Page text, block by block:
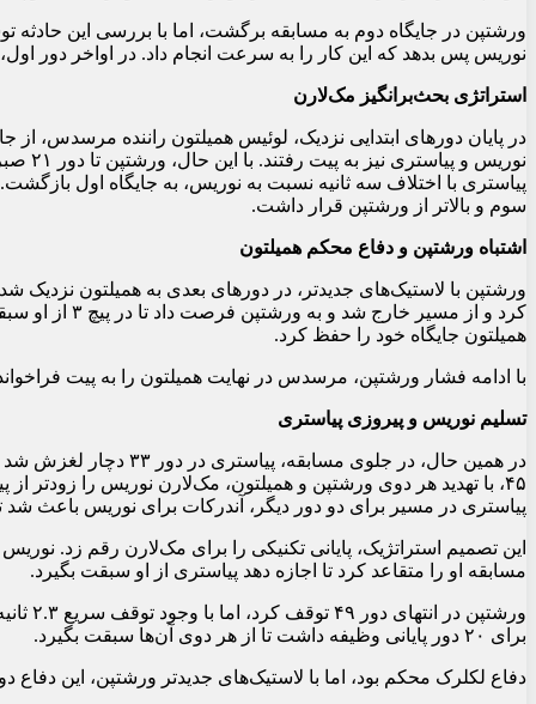
ورشتپن در جایگاه دوم به مسابقه برگشت، اما با بررسی این حادثه
نوریس پس بدهد که این کار را به سرعت انجام داد. در اواخر دور
استراتژی بحث‌برانگیز مک‌لارن
در پایان دورهای ابتدایی نزدیک، لوئیس همیلتون راننده مرسدس،
پیاستری با اختلاف سه ثانیه نسبت به نوریس، به جایگاه اول
سوم و بالاتر از ورشتپن قرار داشت.
اشتباه ورشتپن و دفاع محکم همیلتون
کرد و از
همیلتون جایگاه خود را حفظ کرد.
با ادامه فشار ورشتپن، مرسدس در نهایت همیلتون را به پیت
تسلیم نوریس و پیروزی پیاستری
۴۵، با تهدید هر دوی ورشتپن و همیلتون، مک‌لارن نوریس را زودتر
پیاستری در مسیر برای دو دور دیگر، آندرکات برای نوریس باعث شد
این تصمیم استراتژیک، پایانی تکنیکی را برای مک‌لارن رقم زد.
مسابقه او را متقاعد کرد تا اجازه دهد پیاستری از او سبقت بگیرد.
برای ۲۰ دور پایانی وظیفه داشت تا از هر دوی آن‌ها سبقت بگیرد.
دفاع لکلرک محکم بود، اما با لاستیک‌های جدیدتر ورشتپن، این دفاع